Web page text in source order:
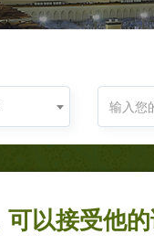
以接受他的